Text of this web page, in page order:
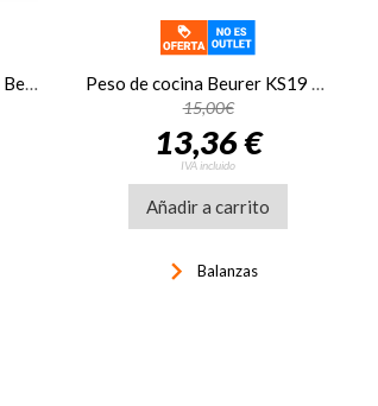
Accesorio de cepillo facial Beurer recambio 605,51, FC45
15,00€
13,36 €
IVA incluido
Añadir a carrito
keyboard_arrow_right Balanzas